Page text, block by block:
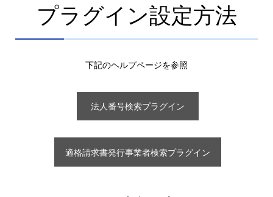
プラグイン設定方法
下記のヘルプページを参照
法人番号検索プラグイン
適格請求書発行事業者検索プラグイン